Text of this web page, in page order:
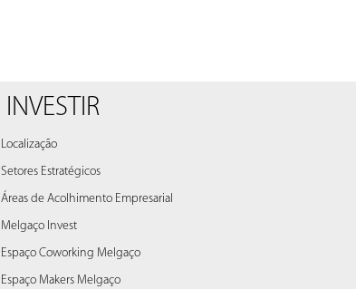
INVESTIR
Localização
Setores Estratégicos
Áreas de Acolhimento Empresarial
Melgaço Invest
Espaço Coworking Melgaço
Espaço Makers Melgaço